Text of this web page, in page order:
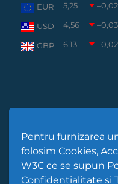
Pentru furnizarea
folosim Cookies,
W3C ce se supun
Confidențialitate și
EUR
5,25 –0,02
USD 4,56 –0,03
GBP 6,13 –0,02